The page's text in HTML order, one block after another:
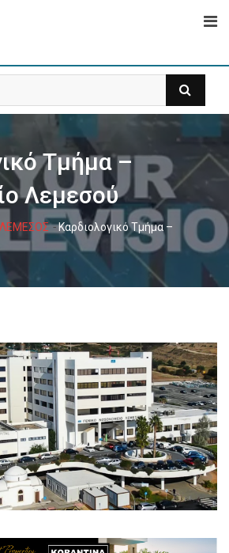
Τμήμα –
Λεμεσού
ΛΕΜΕΣΟΣ-Καρδιολογικό Τμήμα –